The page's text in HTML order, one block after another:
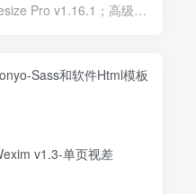
v1.16.1；高级脚本、插件和；移动
Sass和软件Html模板
v1.3-单页视差